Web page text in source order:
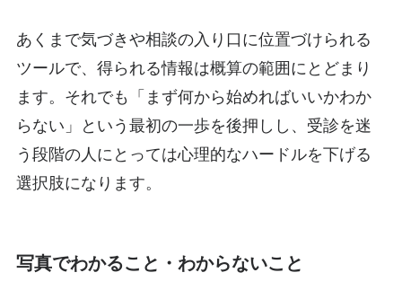
あくまで気づきや相談の入り口に位置づけられる
ツールで、得られる情報は概算の範囲にとどまり
ます。それでも「まず何から始めればいいかわか
らない」という最初の一歩を後押しし、受診を迷
う段階の人にとっては心理的なハードルを下げる
選択肢になります。
写真でわかること・わからないこと